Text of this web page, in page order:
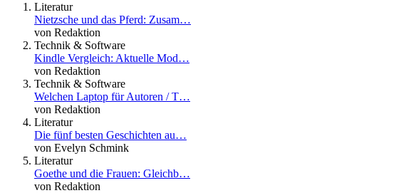
Literatur
Nietzsche und das Pferd: Zusam…
von Redaktion
Technik & Software
Kindle Vergleich: Aktuelle Mod…
von Redaktion
Technik & Software
Welchen Laptop für Autoren / T…
von Redaktion
Literatur
Die fünf besten Geschichten au…
von Evelyn Schmink
Literatur
Goethe und die Frauen: Gleichb…
von Redaktion